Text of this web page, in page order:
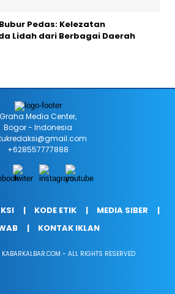
Pedas: Kelezatan
Lidah dari Berbagai Daerah
Graha Media Center,
Bogor - Indonesia
+628557777888
KODE ETIK
MEDIA SIBER
KONTAK IKLAN
- ALL RIGHTS RESERVED